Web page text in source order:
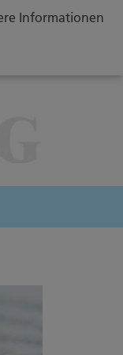
Informationen